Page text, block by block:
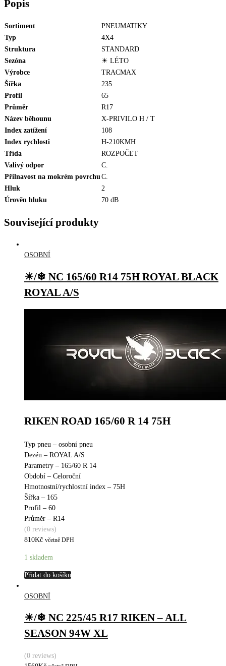
Popis
Sortiment
PNEUMATIKY
Typ
4X4
Struktura
STANDARD
Sezóna
☀ LÉTO
Výrobce
TRACMAX
Šířka
235
Profil
65
Průměr
R17
Název běhounu
X-PRIVILO H / T
Index zatížení
108
Index rychlosti
H-210KMH
Třída
ROZPOČET
Valivý odpor
C.
Přilnavost na mokrém povrchuC.
Hluk
2
Úrověn hluku
70 dB
Související produkty
OSOBNÍ
☀/❄ NC 165/60 R14 75H ROYAL BLACK
ROYAL A/S
RIKEN ROAD 165/60 R 14 75H
Typ pneu – osobní pneu
Dezén – ROYAL A/S
Parametry – 165/60 R 14
Období – Celoroční
Hmotnostní/rychlostní index – 75H
Šířka – 165
Profil – 60
Průměr – R14
(0 reviews)
810Kč včetně DPH
1 skladem
Přidat do košíku
OSOBNÍ
☀/❄ NC 225/45 R17 RIKEN – ALL
SEASON 94W XL
(0 reviews)